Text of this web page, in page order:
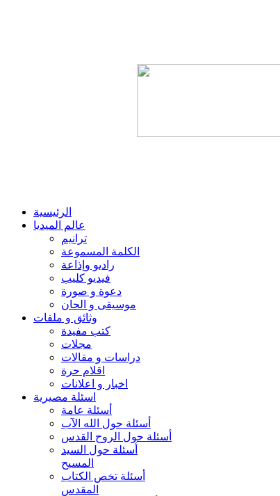
الرئيسية
عالم الميديا
ترانيم
الكلمة المسموعة
راديو وإذاعة
فيديو كليب
دعوة و صورة
موسيقى و الحان
وثائق و ملفات
كتب مفيدة
مجلات
دراسات و مقالات
اقلام حرة
اخبار و اعلانات
اسئلة مصيرية
أسئلة عامة
أسئلة حول الله الآب
أسئلة حول الروح القدس
أسئلة حول السيد
المسيح
أسئلة تخص الكتاب
المقدس